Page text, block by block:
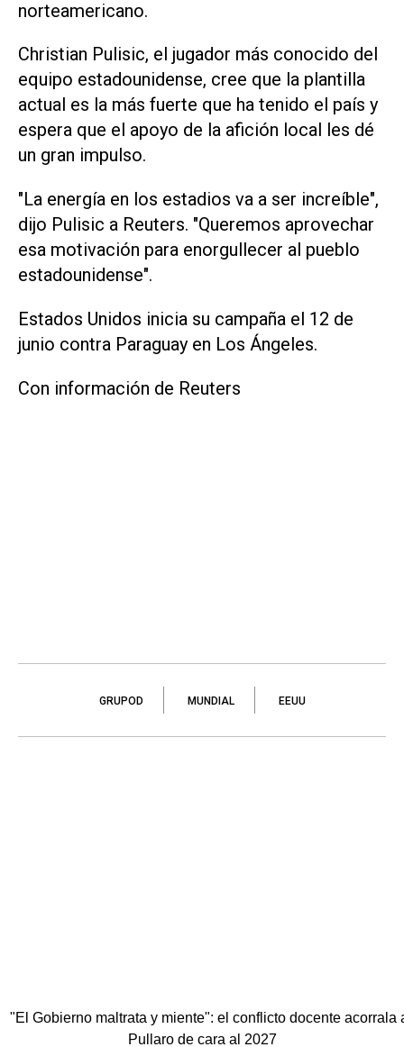
‌norteamericano.
Christian Pulisic, el jugador más conocido del
equipo estadounidense, cree que la plantilla
actual es la más fuerte que ha tenido el país y
espera ‌que el apoyo ⁠de la afición local les dé
un gran impulso.
"La energía en los estadios va a ser increíble",
dijo Pulisic ​a Reuters. "Queremos aprovechar
esa motivación para enorgullecer al pueblo
estadounidense".
Estados Unidos inicia su campaña el 12 de
junio contra Paraguay en Los Ángeles.
Con información de Reuters
GRUPOD MUNDIAL EEUU